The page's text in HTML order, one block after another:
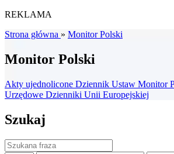
REKLAMA
Strona główna » Monitor Polski
Monitor Polski
Akty ujednolicone Dziennik Ustaw Monitor
Urzędowe Dzienniki Unii Europejskiej
Szukaj